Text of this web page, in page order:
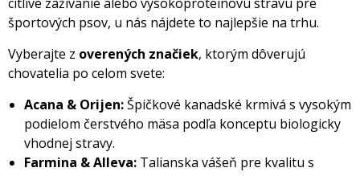
športových psov, u nás nájdete to najlepšie na trhu.
Vyberajte z overených značiek, ktorým dôverujú
chovatelia po celom svete:
Acana & Orijen:Špičkové kanadské krmivá s vysokým
podielom čerstvého mäsa podľa konceptu biologicky
vhodnej stravy.
Farmina & Alleva: Talianska vášeň pre kvalitu s